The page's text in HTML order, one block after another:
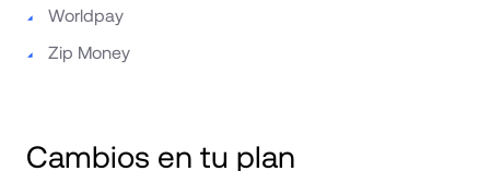
Worldpay
Zip Money
Cambios en tu plan